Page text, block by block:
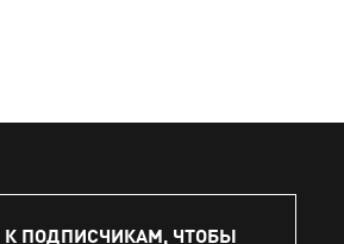
ПОДПИСЧИКАМ, ЧТОБЫ